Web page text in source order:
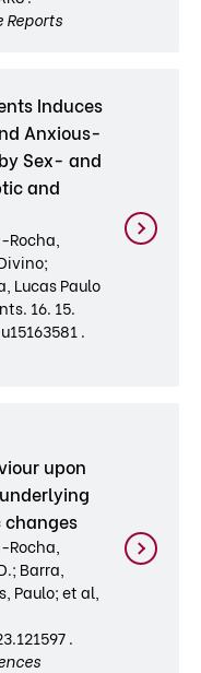
Reports
Induces
Anxious-
Sex- and
and
Lucas Paulo
16. 15.
.
upon
Barra,
Paulo; et al,
.